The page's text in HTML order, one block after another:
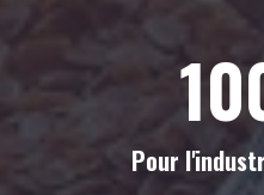
Pour